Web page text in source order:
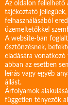
Az oldalon
tájékoztató
felhasználásából
üzemeltetőkkel
A website-ban
ösztönzésnek,
eladására
abban az esetben
leírás vagy egyéb
állást.
Árfolyamok
független tényezők